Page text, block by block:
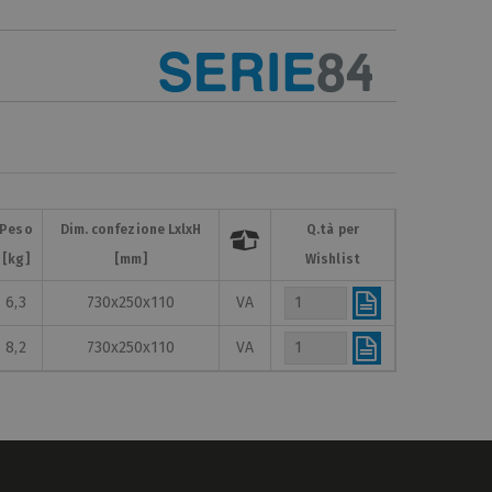
Peso
[kg]
Dim. confezione LxlxH
[mm]

Q.tà per
Wishlist
6,3 730x250x110 VA
8,2 730x250x110 VA